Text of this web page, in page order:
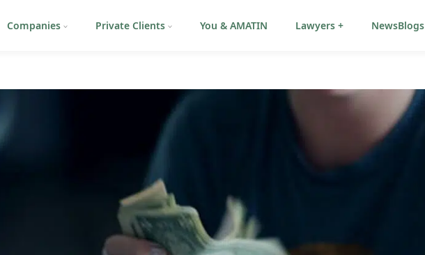
Companies Private Clients You & AMATIN Lawyers + NewsBlogs